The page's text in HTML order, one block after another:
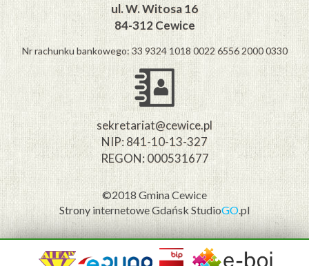
ul. W. Witosa 16
84-312 Cewice
Nr rachunku bankowego: 33 9324 1018 0022 6556 2000 0330
sekretariat@cewice.pl
NIP: 841-10-13-327
REGON: 000531677
©2018 Gmina Cewice
Strony internetowe Gdańsk StudioGO.pl